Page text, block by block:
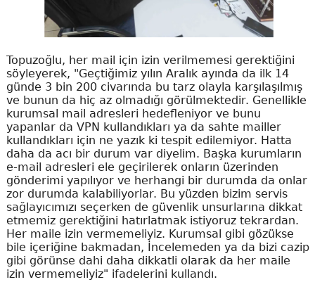
Topuzoğlu, her mail için izin verilmemesi gerektiğini
söyleyerek, "Geçtiğimiz yılın Aralık ayında da ilk 14
günde 3 bin 200 civarında bu tarz olayla karşılaşılmış
ve bunun da hiç az olmadığı görülmektedir. Genellikle
kurumsal mail adresleri hedefleniyor ve bunu
yapanlar da VPN kullandıkları ya da sahte mailler
kullandıkları için ne yazık ki tespit edilemiyor. Hatta
daha da acı bir durum var diyelim. Başka kurumların
e-mail adresleri ele geçirilerek onların üzerinden
gönderimi yapılıyor ve herhangi bir durumda da onlar
zor durumda kalabiliyorlar. Bu yüzden bizim servis
sağlayıcımızı seçerken de güvenlik unsurlarına dikkat
etmemiz gerektiğini hatırlatmak istiyoruz tekrardan.
Her maile izin vermemeliyiz. Kurumsal gibi gözükse
bile içeriğine bakmadan, İncelemeden ya da bizi cazip
gibi görünse dahi daha dikkatli olarak da her maile
izin vermemeliyiz" ifadelerini kullandı.